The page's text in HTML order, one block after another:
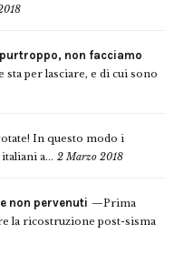
non facciamo
sta per lasciare, e di cui sono
In questo modo i
a... 2 Marzo 2018
non pervenuti
Prima
la ricostruzione post-sisma